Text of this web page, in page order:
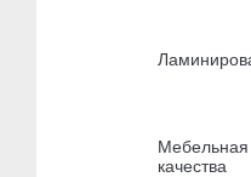
Мебельная
качества